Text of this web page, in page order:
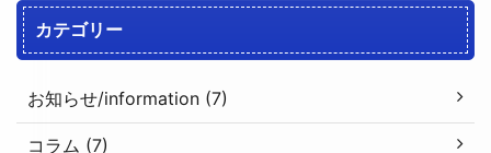
カテゴリー
お知らせ/information (7)
コラム (7)